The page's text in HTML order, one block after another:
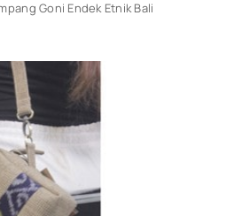
Goni Endek Etnik Bali